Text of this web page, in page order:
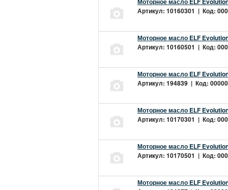
Артикул: 10160301 | Код:
Моторное масло ELF
Артикул: 10160501 | Код:
Моторное масло ELF
Артикул: 194839 | Код:
Моторное масло ELF
Артикул: 10170301 | Код:
Моторное масло ELF
Артикул: 10170501 | Код:
Моторное масло ELF